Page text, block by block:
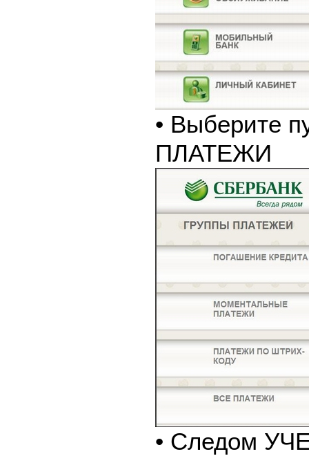
• Выберите
ПЛАТЕЖИ
• Следом